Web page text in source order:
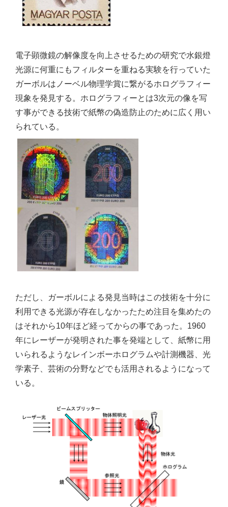
電子顕微鏡の解像度を向上させるための研究で水銀燈
光源に何重にもフィルターを重ねる実験を行っていた
ガーボルはノーベル物理学賞に繋がるホログラフィー
現象を発見する。ホログラフィーとは3次元の像を写
す事ができる技術で紙幣の偽造防止のために広く用い
られている。
ただし、ガーボルによる発見当時はこの技術を十分に
利用できる光源が存在しなかったため注目を集めたの
はそれから10年ほど経ってからの事であった。1960
年にレーザーが発明された事を発端として、紙幣に用
いられるようなレインボーホログラムや計測機器、光
学素子、芸術の分野などでも活用されるようになって
いる。